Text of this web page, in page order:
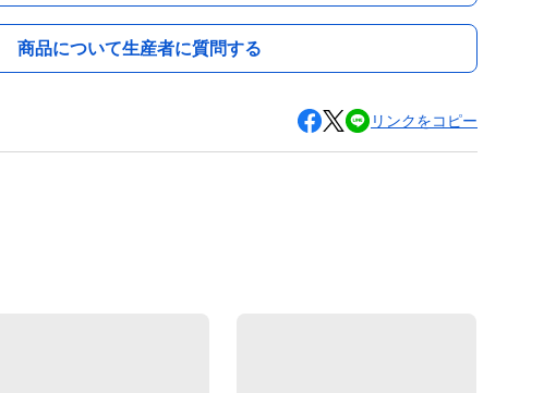
商品について生産者に質問する
リンクをコピー